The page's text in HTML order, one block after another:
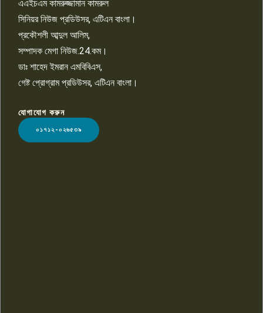
১০
LOGO
এএইচএম কামরুজ্জামান কামরুল
সিনিয়র নিউজ প্রডিউসর, এটিএন বাংলা।
প্রকৌশলী আব্দুল আলিম,
সম্পাদক মেগা নিউজ.24.কম।
ডাঃ শাহেদ ইমরান এমবিবিএস,
গেষ্ট প্রোগ্রাম প্রডিউসর, এটিএন বাংলা।
যোগাযোগ করুন
০১৭১২-০২৬৫৩৯